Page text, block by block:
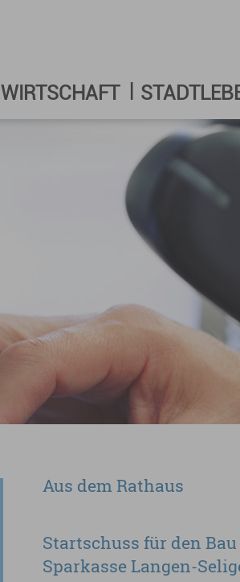
WIRTSCHAFT
Aus dem Rathaus
Startschuss für den
Sparkasse Langen-